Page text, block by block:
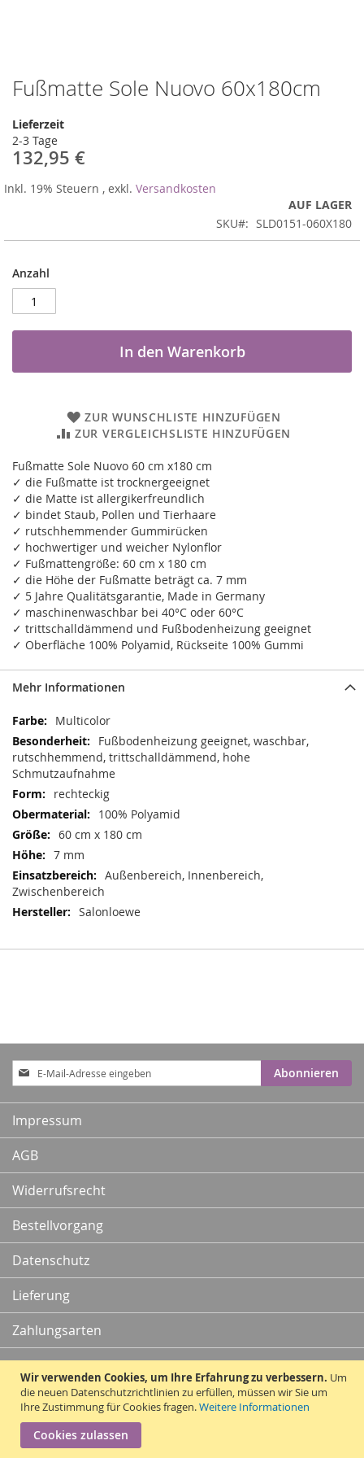
Wir verwenden Cookies, um Ihre Erfahrung zu verbessern. Um
die neuen Datenschutzrichtlinien zu erfüllen, müssen wir Sie um
Ihre Zustimmung für Cookies fragen.Weitere Informationen
Cookies zulassen
Fußmatte Sole Nuovo 60x180cm
Lieferzeit
2-3 Tage
132,95 €
Inkl. 19% Steuern , exkl. Versandkosten
AUF LAGER
SKU
SLD0151-060X180
Anzahl
In den Warenkorb
ZUR WUNSCHLISTE HINZUFÜGEN
ZUR VERGLEICHSLISTE HINZUFÜGEN
Fußmatte Sole Nuovo 60 cm x180 cm
✓ die Fußmatte ist trocknergeeignet
✓ die Matte ist allergikerfreundlich
✓ bindet Staub, Pollen und Tierhaare
✓ rutschhemmender Gummirücken
✓ hochwertiger und weicher Nylonflor
✓ Fußmattengröße: 60 cm x 180 cm
✓ die Höhe der Fußmatte beträgt ca. 7 mm
✓ 5 Jahre Qualitätsgarantie, Made in Germany
✓ maschinenwaschbar bei 40°C oder 60°C
✓ trittschalldämmend und Fußbodenheizung geeignet
✓ Oberfläche 100% Polyamid, Rückseite 100% Gummi
Zum
Anfang
der
Bildergalerie
springen
Mehr Informationen
Mehr
Informationen
Multicolor
Fußbodenheizung geeignet, waschbar,
rutschhemmend, trittschalldämmend, hohe
Schmutzaufnahme
rechteckig
100% Polyamid
60 cm x 180 cm
7 mm
Außenbereich, Innenbereich,
Zwischenbereich
Salonloewe
Anmeldung
zum
Newsletter:
Abonnieren
Impressum
AGB
Widerrufsrecht
Bestellvorgang
Datenschutz
Lieferung
Zahlungsarten
Kontakt
Vertrag widerrufen
Copyright © 2010 - 2026 Traummatten.de